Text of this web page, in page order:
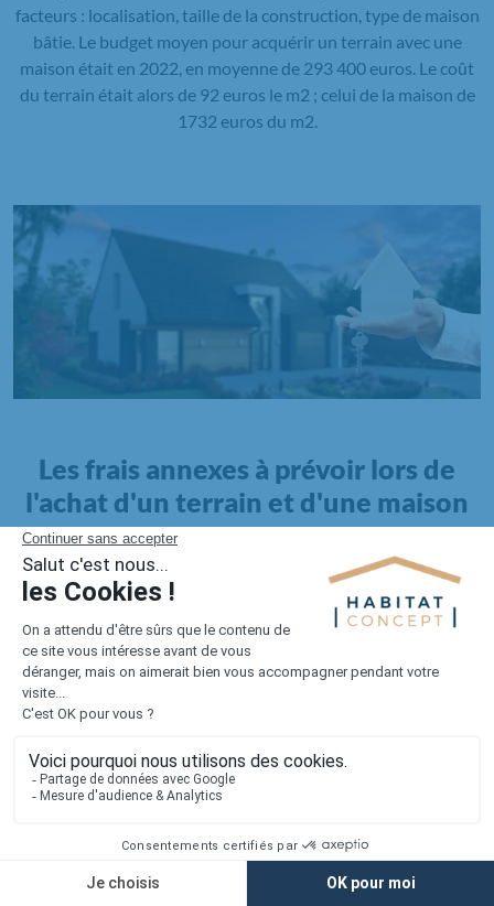
facteurs : localisation, taille de la construction, type de maison
bâtie. Le budget moyen pour acquérir un terrain avec une
maison était en 2022, en moyenne de 293 400 euros. Le coût
du terrain était alors de 92 euros le m2 ; celui de la maison de
1732 euros du m2.
Les frais annexes à prévoir lors de
l'achat d'un terrain et d'une maison
Il faut également intégrer à votre budget, les
pour la maison. Outre l'achat du terrain et la construction, il
faut prendre en compte la viabilisation si elle n'est pas
proposée par le constructeur. Les frais de raccordements et les
taxes éventuelles coûtent entre 5 000 et 15 000 euros selon la
localisation du terrain et son accès.
Quant auxfrais de notaire
Lorsque vous vous tournez vers une maison existante, il sera
nécessaire de faire des travaux de rénovation. Ceux-ci sont
souvent coûteux et doivent être ajoutés au prix de l'achat